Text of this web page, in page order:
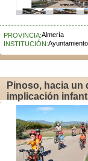
PROVINCIA:Almería
INSTITUCIÓN:
Pinoso, hacia un
implicación